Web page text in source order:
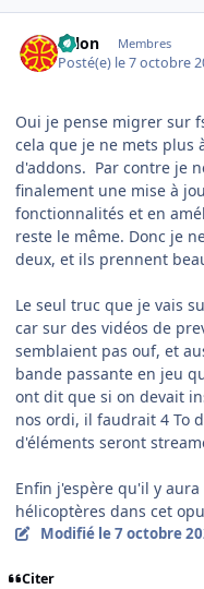
solon Membres
Posté(e) le 7 octobre
Oui je pense migrer sur
cela que je ne mets plus
d'addons. Par contre je
finalement une mise à
fonctionnalités et en
reste le même. Donc je
deux, et ils prennent
Le seul truc que je vais
car sur des vidéos de
semblaient pas ouf, et
bande passante en jeu
ont dit que si on devait
nos ordi, il faudrait 4 To
d'éléments seront
Enfin j'espère qu'il y
hélicoptères dans cet
Modifié le 7 octobre
Citer